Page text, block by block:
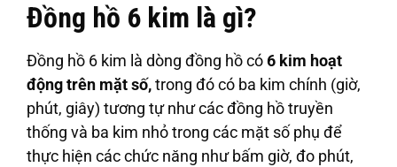
Đồng hồ 6 kim là gì?
Đồng hồ 6 kim là dòng đồng hồ có6 kim hoạt
động trên mặt số,trong đó có ba kim chính (giờ,
phút, giây) tương tự như các đồng hồ truyền
thống và ba kim nhỏ trong các mặt số phụ để
thực hiện các chức năng như bấm giờ, đo phút,